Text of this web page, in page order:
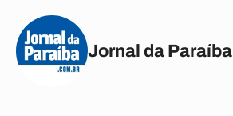
Jornal da Paraíba